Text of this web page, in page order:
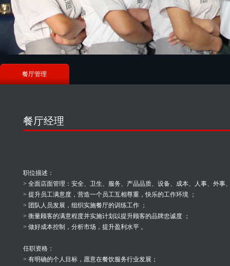
餐厅管理
餐厅经理
职位描述：
> 全面店面管理：安全、卫生、服务、产品品质、设备、成本、人事、外事
> 提升员工满意度，营造一个员工互相尊重，快乐的工作环境 ；
> 团队人员发展，组织实施餐厅的训练工作 ；
> 衡量顾客的满意程度并实施计划以提升顾客的品牌忠诚度 ；
> 做好成本控制，分析市场，提升盈利水平 。
任职资格：
> 有明确的个人目标，愿意在餐饮服务行业发展；